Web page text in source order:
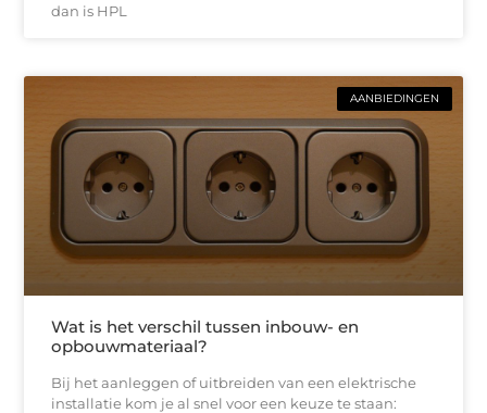
dan is HPL
AANBIEDINGEN
Wat is het verschil tussen inbouw- en
opbouwmateriaal?
Bij het aanleggen of uitbreiden van een elektrische
installatie kom je al snel voor een keuze te staan: